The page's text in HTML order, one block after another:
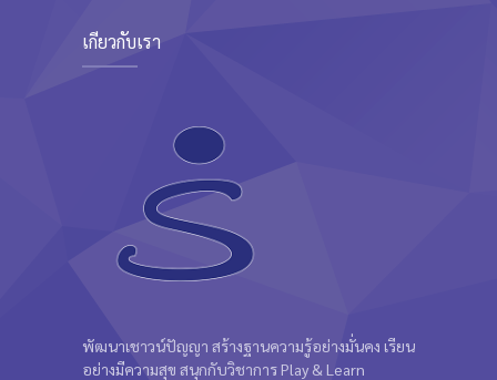
เกี่ยวกับเรา
พัฒนาเชาวน์ปัญญา สร้างฐานความรู้อย่างมั่นคง เรียน
อย่างมีความสุข สนุกกับวิชาการ Play & Learn